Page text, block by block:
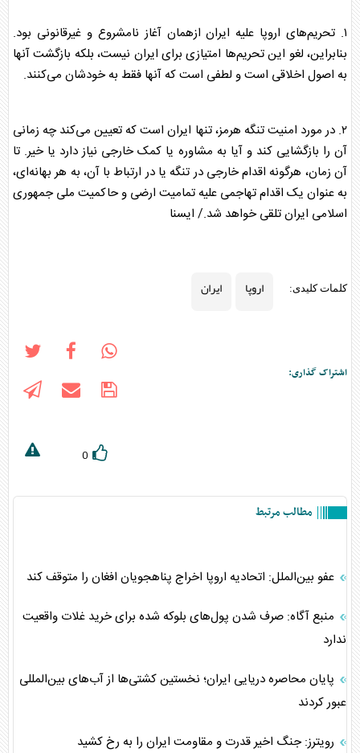
۱. تحریم‌های اروپا علیه ایرانازهمان آغاز نامشروع و غیرقانونی بود.
بنابراین، لغو این تحریم‌ها امتیازی برای ایران نیست، بلکه بازگشت آنها
به اصول اخلاقی است و لطفی است که آنها فقط به خودشان می‌کنند.
۲. در مورد امنیت تنگه هرمز، تنها ایراناست که تعیین می‌کند چه زمانی
آن را بازگشایی کند و آیا به مشاوره یا کمک خارجی نیاز دارد یا خیر. تا
آن زمان، هرگونه اقدام خارجی در تنگه یا در ارتباط با آن، به هر بهانه‌ای،
به عنوان یک اقدام تهاجمی علیه تمامیت ارضی و حاکمیت ملی جمهوری
اسلامی ایرانتلقی خواهد شد./ ایسنا
کلمات کلیدی: اروپا ایران
اشتراک گذاری:
0
مطالب مرتبط
عفو بین‌الملل: اتحادیه اروپا اخراج پناهجویان افغان را متوقف کند
منبع آگاه: صرف شدن پول‌های بلوکه شده برای خرید غلات واقعیت
ندارد
پایان محاصره دریایی ایران؛ نخستین کشتی‌ها از آب‌های بین‌المللی
عبور کردند
رویترز: جنگ اخیر قدرت و مقاومت ایران را به رخ کشید